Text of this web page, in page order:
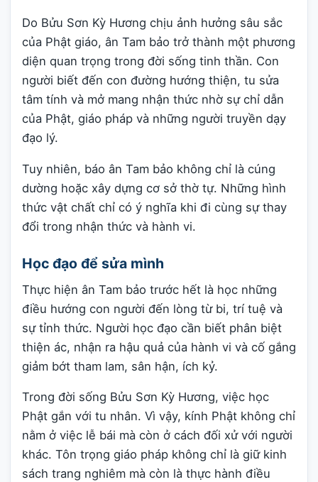
Do Bửu Sơn Kỳ Hương chịu ảnh hưởng sâu sắc
của Phật giáo, ân Tam bảo trở thành một phương
diện quan trọng trong đời sống tinh thần. Con
người biết đến con đường hướng thiện, tu sửa
tâm tính và mở mang nhận thức nhờ sự chỉ dẫn
của Phật, giáo pháp và những người truyền dạy
đạo lý.
Tuy nhiên, báo ân Tam bảo không chỉ là cúng
dường hoặc xây dựng cơ sở thờ tự. Những hình
thức vật chất chỉ có ý nghĩa khi đi cùng sự thay
đổi trong nhận thức và hành vi.
Học đạo để sửa mình
Thực hiện ân Tam bảo trước hết là học những
điều hướng con người đến lòng từ bi, trí tuệ và
sự tỉnh thức. Người học đạo cần biết phân biệt
thiện ác, nhận ra hậu quả của hành vi và cố gắng
giảm bớt tham lam, sân hận, ích kỷ.
Trong đời sống Bửu Sơn Kỳ Hương, việc học
Phật gắn với tu nhân. Vì vậy, kính Phật không chỉ
nằm ở việc lễ bái mà còn ở cách đối xử với người
khác. Tôn trọng giáo pháp không chỉ là giữ kinh
sách trang nghiêm mà còn là thực hành điều